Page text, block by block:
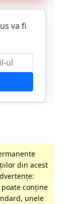
va fi
din acest
conţine
unele